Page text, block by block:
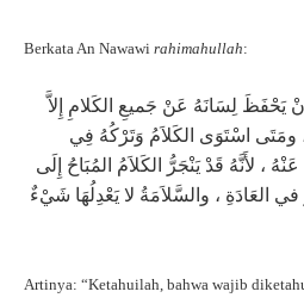
Berkata An Nawawi rahimahullah:
يَحْفَظَ لِسَانَهُ عَنْ جَميعِ الكَلامِ إِلاَّ
اسْتَوَى الكَلاَمُ وَتَرْكُهُ فِي
، لأَنَّهُ قَدْ يَنْجَرُّ الكَلاَمُ المُبَاحُ إِلَى
العَادَةِ ، والسَّلاَمَةُ لا يَعْدِلُهَا شَيْءٌ
Artinya: “Ketahuilah, bahwa wajib